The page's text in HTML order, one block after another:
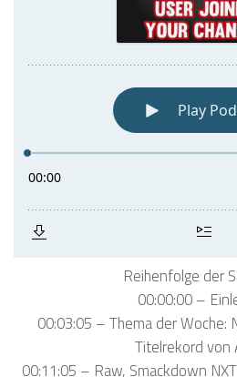
Reihenfolge der
00:00:00 –
00:03:05 – Thema der Woche:
Titelrekord von
00:11:05 – Raw, Smackdown